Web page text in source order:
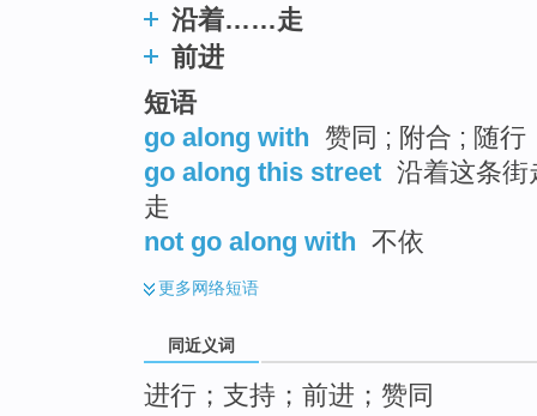
沿着……走
前进
短语
go along with 赞同 ; 附合 ; 随行
go along this street 沿着这条街
走
not go along with 不依
更多网络短语
同近义词
进行；支持；前进；赞同